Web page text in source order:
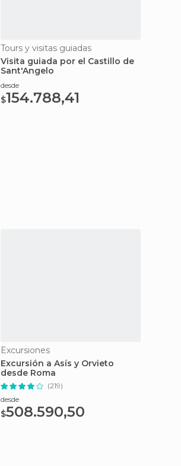
Tours y visitas guiadas
Visita guiada por el Castillo de
Sant'Angelo
desde
$154.788,41
Excursiones
Excursión a Asís y Orvieto
desde Roma
(219)
desde
$508.590,50